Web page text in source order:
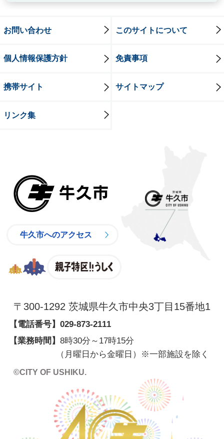
お問い合わせ このサイトについて
個人情報保護方針 免責事項
携帯サイト サイトマップ
リンク集
牛久市へのアクセス
〒300-1292 茨城県牛久市中央3丁目15番地1
【電話番号】 029-873-2111
【業務時間】 8時30分～17時15分
（月曜日から金曜日）※一部施設を除く
©CITY OF USHIKU.